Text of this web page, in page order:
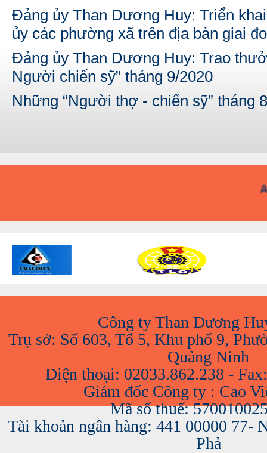
Đảng ủy Than Dương Huy: Triển
ủy các phường xã trên địa bàn giai
Đảng ủy Than Dương Huy: Trao
Người chiến sỹ” tháng 9/2020
Những “Người thợ - chiến sỹ” tháng
Công ty Than Dương
Trụ sở: Số 603, Tổ 5, Khu phố 9,
Quảng Ninh
Điện thoại: 02033.862.238 -
Giám đốc Công ty : Cao
Mã số thuế:
Tài khoản ngân hàng: 441 00000 77-
Phả